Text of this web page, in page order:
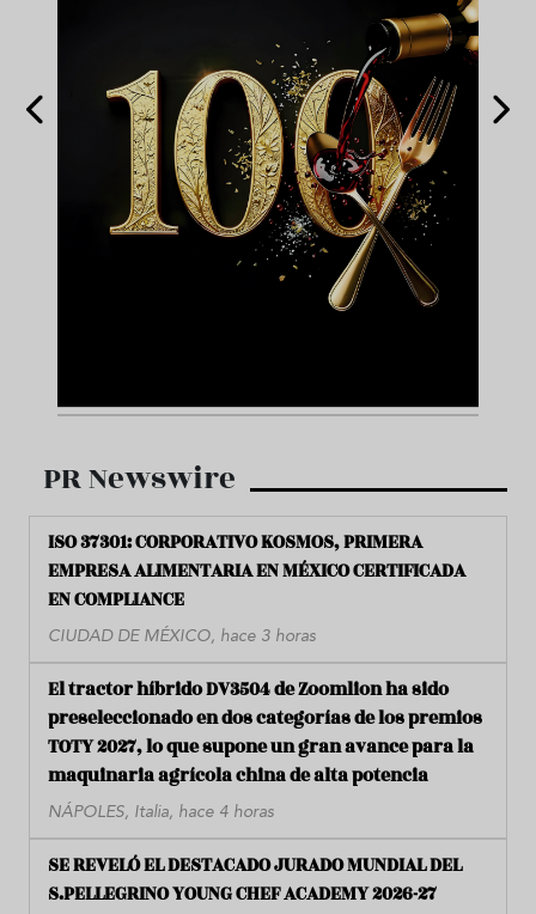
PR Newswire
ISO 37301: CORPORATIVO KOSMOS, PRIMERA
EMPRESA ALIMENTARIA EN MÉXICO CERTIFICADA
EN COMPLIANCE
CIUDAD DE MÉXICO, hace 3 horas
El tractor híbrido DV3504 de Zoomlion ha sido
preseleccionado en dos categorías de los premios
TOTY 2027, lo que supone un gran avance para la
maquinaria agrícola china de alta potencia
NÁPOLES, Italia, hace 4 horas
SE REVELÓ EL DESTACADO JURADO MUNDIAL DEL
S.PELLEGRINO YOUNG CHEF ACADEMY 2026-27